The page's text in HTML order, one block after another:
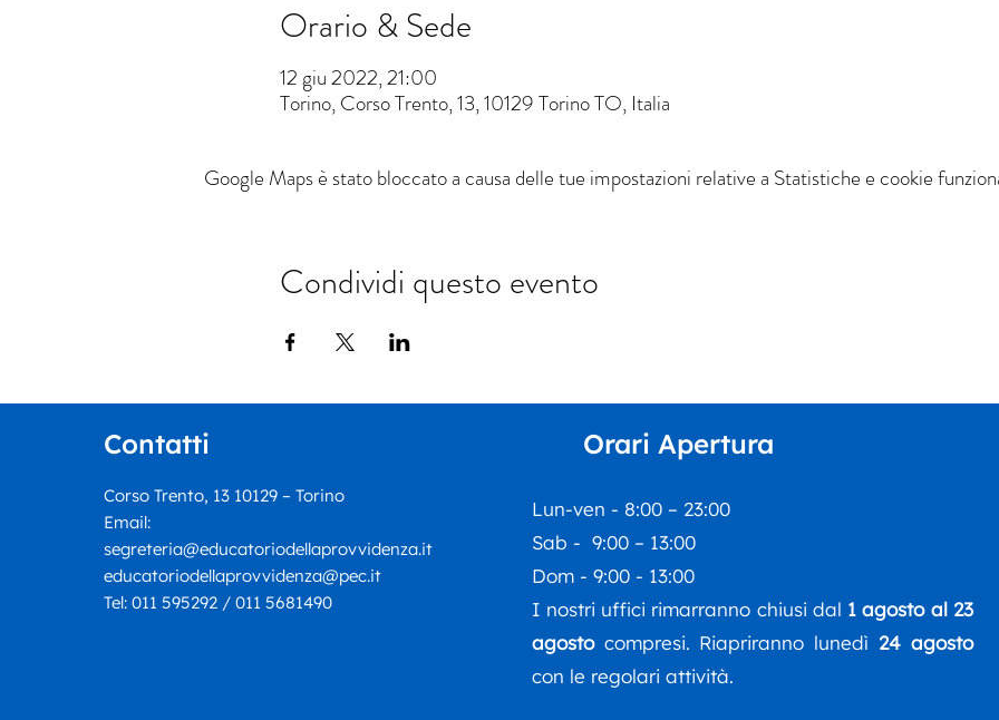
Orario & Sede
12 giu 2022, 21:00
Torino, Corso Trento, 13, 10129 Torino TO, Italia
Google Maps è stato bloccato a causa delle tue impostazioni relative a Statistiche e cookie
Condividi questo evento
Contatti
Corso Trento, 13 10129 – Torino
Email:
segreteria@educatoriodellaprovvidenza.it
educatoriodellaprovvidenza@pec.it
Tel: 011 595292 / 011 5681490
Orari Apertura
Lun-ven - 8:00 – 23:00
Sab - 9:00 – 13:00
Dom - 9:00 - 13:00
I nostri uffici rimarranno chiusi dal 1 agosto al 23
agostocompresi. Riapriranno lunedì 24 agosto
con le regolari attività.